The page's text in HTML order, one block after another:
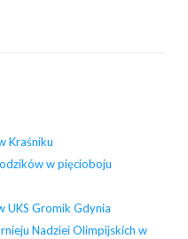
Kraśniku
w pięcioboju
UKS Gromik Gdynia
Nadziei Olimpijskich w